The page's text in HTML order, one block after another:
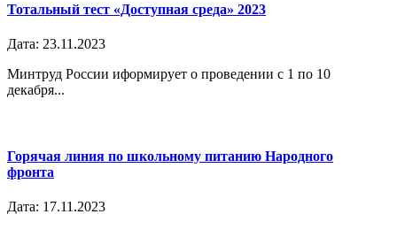
Тотальный тест «Доступная среда» 2023
Дата: 23.11.2023
Минтруд России иформирует о проведении с 1 по 10
декабря...
Горячая линия по школьному питанию Народного
фронта
Дата: 17.11.2023